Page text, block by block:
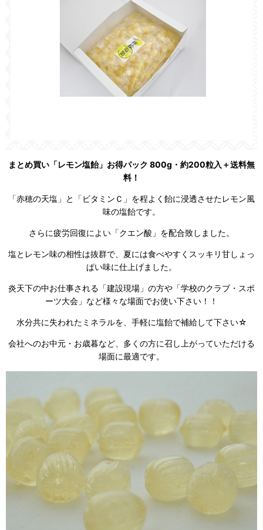
まとめ買い「レモン塩飴」お得パック 800g・約200粒入＋送料無
料！
「赤穂の天塩」と「ビタミンＣ」を程よく飴に浸透させたレモン風
味の塩飴です。
さらに疲労回復によい「クエン酸」を配合致しました。
塩とレモン味の相性は抜群で、夏には食べやすくスッキリ甘しょっ
ぱい味に仕上げました。
炎天下の中お仕事される「建設現場」の方や「学校のクラブ・スポ
ーツ大会」など様々な場面でお使い下さい！！
水分共に失われたミネラルを、手軽に塩飴で補給して下さい☆
会社へのお中元・お歳暮など、多くの方に召し上がっていただける
場面に最適です。